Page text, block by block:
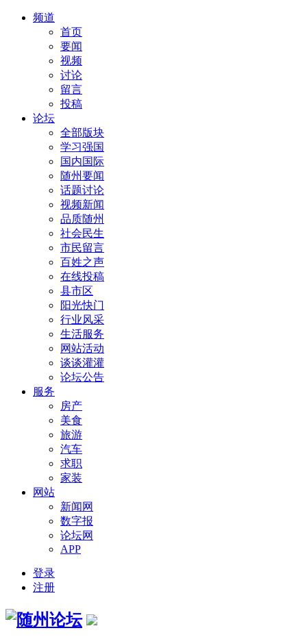
频道
首页
要闻
视频
讨论
留言
投稿
论坛
全部版块
学习强国
国内国际
随州要闻
话题讨论
视频新闻
品质随州
社会民生
市民留言
百姓之声
在线投稿
县市区
阳光快门
行业风采
生活服务
网站活动
谈谈灌灌
论坛公告
服务
房产
美食
旅游
汽车
求职
家装
网站
新闻网
数字报
论坛网
APP
登录
注册